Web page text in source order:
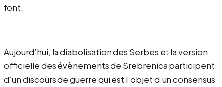
font.
Aujourd’hui, la diabolisation des Serbes et la version
officielle des évènements de Srebrenica participent
d’un discours de guerre qui est l’objet d’un consensus